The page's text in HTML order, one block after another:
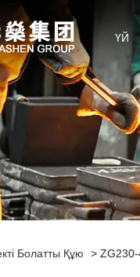
ҮЙ
Болатты Құю > ZG230-